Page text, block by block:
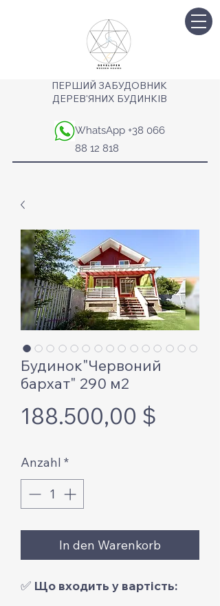
ПЕРШИЙ ЗАБУДОВНИК
ДЕРЕВ'ЯНИХ БУДИНКІВ
WhatsApp +38 066
88 12 818
Будинок"Червоний
бархат" 290 м2
188.500,00 $
Anzahl *
In den Warenkorb
✅ Що входить у вартість: